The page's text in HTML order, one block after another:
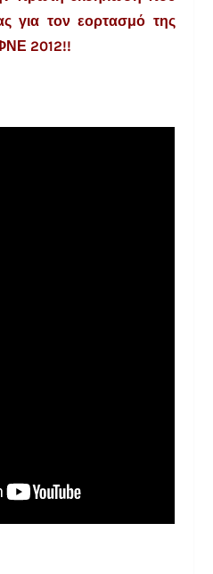
για τον εορτασμό της
2012!!